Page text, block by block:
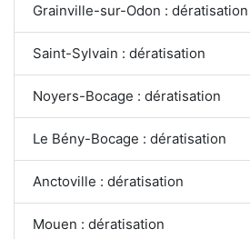
Grainville-sur-Odon : dératisation
Saint-Sylvain : dératisation
Noyers-Bocage : dératisation
Le Bény-Bocage : dératisation
Anctoville : dératisation
Mouen : dératisation